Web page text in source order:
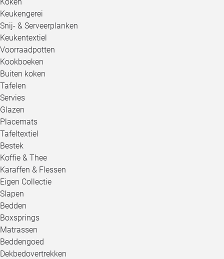
Keukengerei
Snij- & Serveerplanken
Keukentextiel
Voorraadpotten
Kookboeken
Buiten koken
Tafelen
Servies
Glazen
Placemats
Tafeltextiel
Bestek
Koffie & Thee
Karaffen & Flessen
Eigen Collectie
Slapen
Bedden
Boxsprings
Matrassen
Beddengoed
Dekbedovertrekken